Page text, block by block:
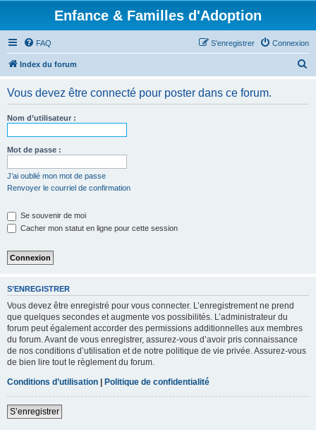
Enfance & Familles d'Adoption
FAQ Connexion
S’enregistrer
Index du forum
Vous devez être connecté pour poster dans ce forum.
Nom d’utilisateur :
Mot de passe :
J’ai oublié mon mot de passe
Renvoyer le courriel de confirmation
Se souvenir de moi
Cacher mon statut en ligne pour cette session
S’ENREGISTRER
Vous devez être enregistré pour vous connecter. L’enregistrement ne prend
que quelques secondes et augmente vos possibilités. L’administrateur du
forum peut également accorder des permissions additionnelles aux membres
du forum. Avant de vous enregistrer, assurez-vous d’avoir pris connaissance
de nos conditions d’utilisation et de notre politique de vie privée. Assurez-vous
de bien lire tout le règlement du forum.
Conditions d’utilisation | Politique de confidentialité
S’enregistrer